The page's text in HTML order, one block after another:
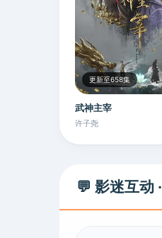
更新至658集
武神主宰
许子尧
💬 影迷互动